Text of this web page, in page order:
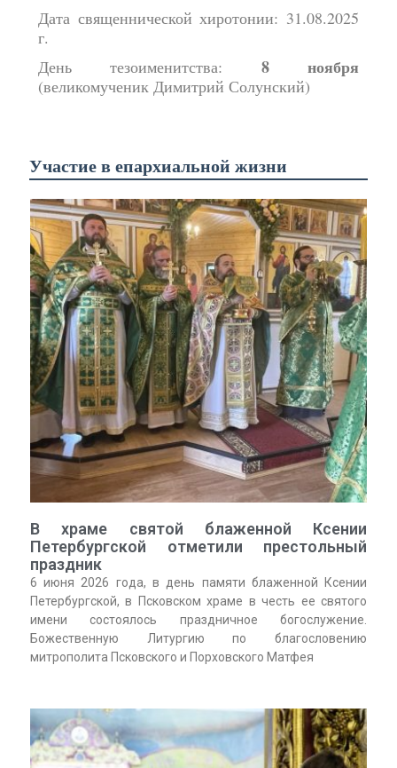
Дата священнической хиротонии: 31.08.2025
г.
День тезоименитства: 8 ноября
(великомученик Димитрий Солунский)
Участие в епархиальной жизни
В храме святой блаженной Ксении
Петербургской отметили престольный
праздник
6 июня 2026 года, в день памяти блаженной Ксении
Петербургской, в Псковском храме в честь ее святого
имени состоялось праздничное богослужение.
Божественную Литургию по благословению
митрополита Псковского и Порховского Матфея